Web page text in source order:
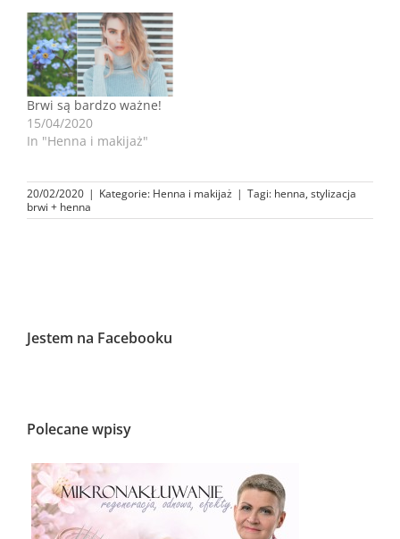
Brwi są bardzo ważne!
15/04/2020
In "Henna i makijaż"
20/02/2020 | Kategorie: Henna i makijaż | Tagi: henna, stylizacja
brwi + henna
Jestem na Facebooku
Polecane wpisy